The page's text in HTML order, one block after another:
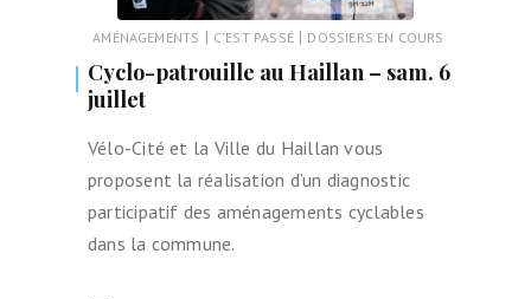
AMÉNAGEMENTS | C'EST PASSÉ | DOSSIERS EN COURS
Cyclo-patrouille au Haillan – sam. 6
juillet
Vélo-Cité et la Ville du Haillan vous
proposent la réalisation d’un diagnostic
participatif des aménagements cyclables
dans la commune.